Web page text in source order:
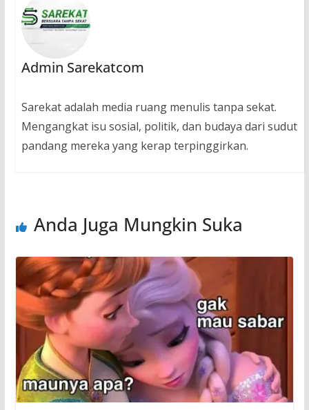
Admin Sarekatcom
Sarekat adalah media ruang menulis tanpa sekat.
Mengangkat isu sosial, politik, dan budaya dari sudut
pandang mereka yang kerap terpinggirkan.
Anda Juga Mungkin Suka